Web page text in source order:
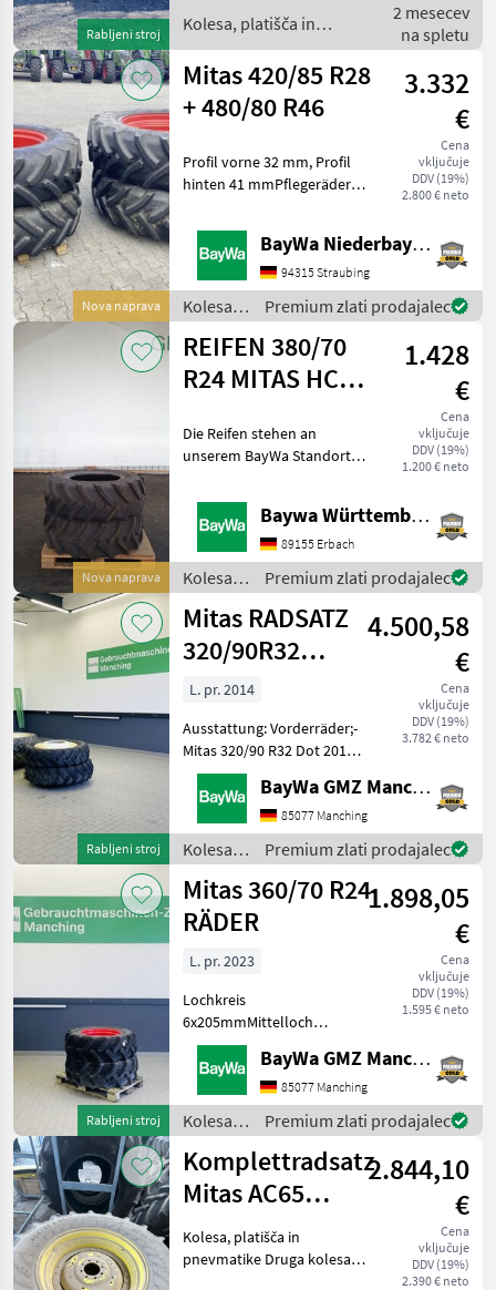
Rabljeni stroj
in pnevmatike D
Kolesa, platišča in
pnevmatike / Mitas
2 mesecev
na spletu
Nova naprava
Mitas 420/85 R28
+ 480/80 R46
3.332
€
Cena
vključuje
DDV (19%)
2.800 € neto
Profil vorne 32 mm, Profil
hinten 41 mmPflegeräder
Spur 1800mmMitas 480/80
R46 hinten, Bolzen 8 ET -10,
Lochkreis 275, Flanschmaß
1780mmMitas
BayWa Niederbayern
94315 Straubing
Kolesa,
platišča
in
pnevmatike
/ Mitas
Premium zlati prodajalec
Nova naprava
REIFEN 380/70
R24 MITAS HC
1.428
€
Cena
vključuje
DDV (19%)
1.200 € neto
Die Reifen stehen an
unserem BayWa Standort in
steht Ihnen Herr Straub
unter Tel.: 07305 173 52 für
Ihre Anfrage zur
Verfügung!Mitas 380/70R24
Baywa Württemberg
89155 Erbach
Kolesa,
platišča
in
pnevmatike
/ Mitas
Premium zlati prodajalec
Rabljeni stroj
Mitas RADSATZ
320/90R32
320/90R50
4.500,58
€
Cena
vključuje
DDV (19%)
3.782 € neto
L. pr. 2014
Ausstattung: Vorderräder;-
Mitas 320/90 R32 Dot 2014-
Kock und Sohn Felgen
W10x32 - Lochkreis
8x405mm - Mittelloch
360mm - Restprofil ca. 40
%- Einpresstiefe 55mm /
BayWa GMZ Manching
85077 Manching
Kolesa,
platišča
in
pnevmatike
/ Mitas
Premium zlati prodajalec
Rabljeni stroj
Mitas 360/70 R24
RÄDER
1.898,05
€
Cena
vključuje
DDV (19%)
1.595 € neto
L. pr. 2023
Lochkreis
6x205mmMittelloch
160mmEinpresstiefe -20
Jetzt auch über WhatsApp
erreichbar: 0049 151 16 17
47 63 Kolesa, platišča in
pnevmatike Druga kolesa,
platišča i
BayWa GMZ Manching
85077 Manching
Kolesa,
platišča
in
pnevmatike
/ Mitas
Premium zlati prodajalec
Komplettradsatz
Mitas AC65
600/65R34
2.844,10
€
Cena
vključuje
DDV (19%)
2.390 € neto
Kolesa, platišča in
pnevmatike Druga kolesa,